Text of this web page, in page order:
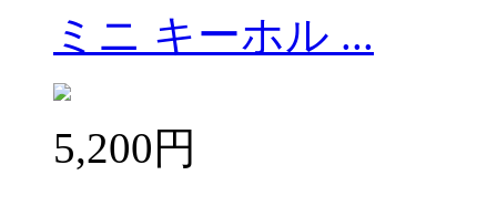
ミニ キーホル ...
5,200円